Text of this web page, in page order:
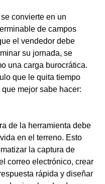
convierte en un
de campos
el vendedor debe
su jornada, se
una carga burocrática.
que le quita tiempo
mejor sabe hacer:
de la herramienta debe
en el terreno. Esto
la captura de
correo electrónico, crear
rápida y diseñar